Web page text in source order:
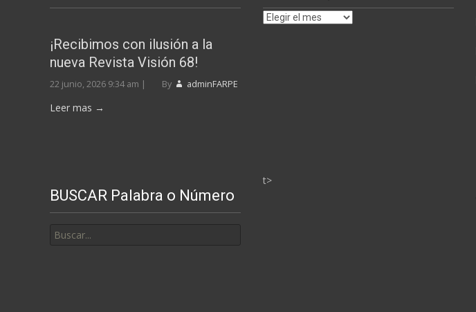
¡Recibimos con ilusión a la
nueva Revista Visión 68!
22 junio, 2026 9:34 am | By adminFARPE
Leer mas →
Archivos
BUSCAR Palabra o Número
por:
t>